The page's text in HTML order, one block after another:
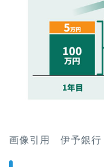
画像引用 伊予銀行